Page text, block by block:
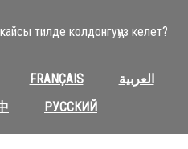
тилде колдонгуңуз келет?
FRANÇAIS
العربية
РУССКИЙ